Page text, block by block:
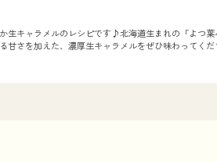
生キャラメルのレシピです♪北海道生まれの「よつ
甘さを加えた、濃厚生キャラメルをぜひ味わってく